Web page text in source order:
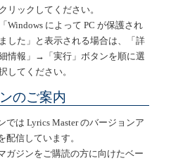
クリックしてください。
「Windows によって PC が保護され
ました」と表示される場合は、「詳
情報」→「実行」ボタンを順に選
してください。
のご案内
では Lyrics Master のバージョンア
配信しています。
ガジンをご購読の方に向けたベー